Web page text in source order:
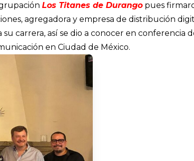
Los Titanes de Durango pues
agregadora y empresa de distribución
carrera, así se dio a conocer en conferencia
en Ciudad de México.